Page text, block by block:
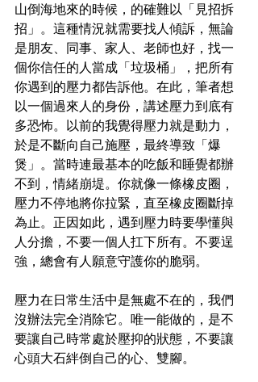
山倒海地來的時候，的確難以「見招拆
招」。這種情況就需要找人傾訴，無論
是朋友、同事、家人、老師也好，找一
個你信任的人當成「垃圾桶」，把所有
你遇到的壓力都告訴他。在此，筆者想
以一個過來人的身份，講述壓力到底有
多恐怖。以前的我覺得壓力就是動力，
於是不斷向自己施壓，最終導致「爆
煲」。當時連最基本的吃飯和睡覺都辦
不到，情緒崩堤。你就像一條橡皮圈，
壓力不停地將你拉緊，直至橡皮圈斷掉
為止。正因如此，遇到壓力時要學懂與
人分擔，不要一個人扛下所有。不要逞
強，總會有人願意守護你的脆弱。
壓力在日常生活中是無處不在的，我們
沒辦法完全消除它。唯一能做的，是不
要讓自己時常處於壓抑的狀態，不要讓
心頭大石絆倒自己的心、雙腳。